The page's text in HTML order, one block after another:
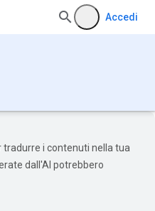
Accedi
tradurre i contenuti nella tua
dall'AI potrebbero